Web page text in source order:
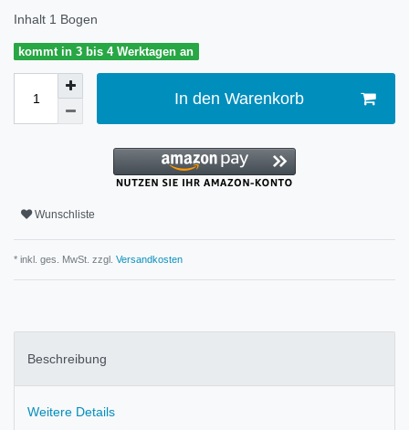
Inhalt 1 Bogen
kommt in 3 bis 4 Werktagen an
In den Warenkorb
Wunschliste
* inkl. ges. MwSt. zzgl. Versandkosten
Beschreibung
Weitere Details